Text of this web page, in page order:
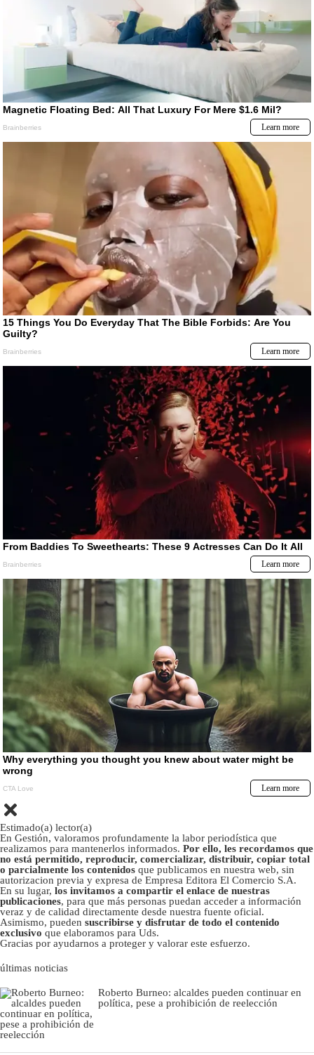
Estimado(a) lector(a)
En Gestión, valoramos profundamente la labor periodística que
realizamos para mantenerlos informados. Por ello, les recordamos que
no está permitido, reproducir, comercializar, distribuir, copiar total
o parcialmente los contenidos que publicamos en nuestra web, sin
autorizacion previa y expresa de Empresa Editora El Comercio S.A.
En su lugar, los invitamos a compartir el enlace de nuestras
publicaciones, para que más personas puedan acceder a información
veraz y de calidad directamente desde nuestra fuente oficial.
Asimismo, pueden suscribirse y disfrutar de todo el contenido
exclusivo que elaboramos para Uds.
Gracias por ayudarnos a proteger y valorar este esfuerzo.
últimas noticias
Roberto Burneo: alcaldes pueden continuar en
política, pese a prohibición de reelección